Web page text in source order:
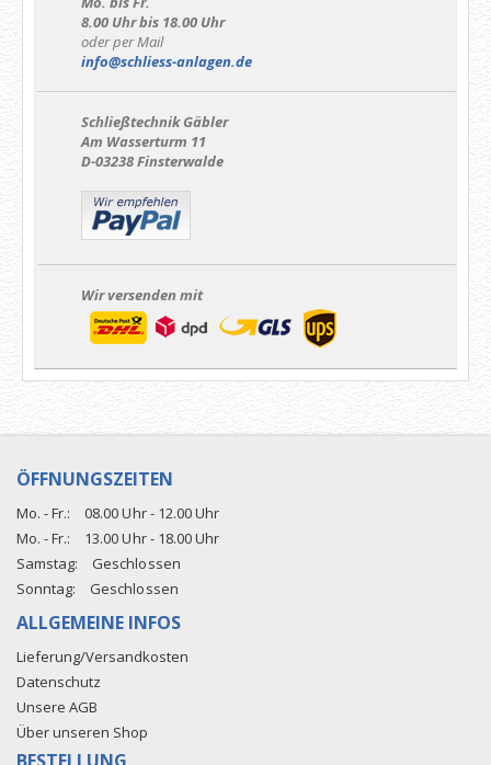
8.00 Uhr bis 18.00 Uhr
oder per Mail
info@schliess-anlagen.de
Schließtechnik Gäbler
Am Wasserturm 11
D-03238 Finsterwalde
Wir versenden mit
ÖFFNUNGSZEITEN
Mo. - Fr.:
08.00 Uhr - 12.00 Uhr
Mo. - Fr.:
13.00 Uhr - 18.00 Uhr
Samstag:
Geschlossen
Sonntag:
Geschlossen
ALLGEMEINE INFOS
Lieferung/Versandkosten
Datenschutz
Unsere AGB
Über unseren Shop